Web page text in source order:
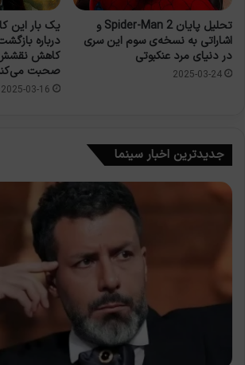
تحلیل پایان Spider-Man 2 و
اشاراتی به نسخه‌ی سوم این سری
در دنیای مرد عنکبوتی
2025-03-24
یک بار این
صحبت
2025-03-16
جدیدترین اخبار سینما